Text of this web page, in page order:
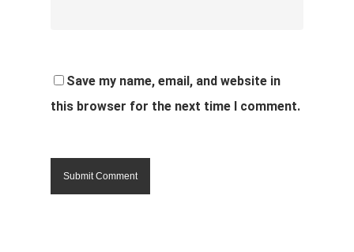
Save my name, email, and website in
this browser for the next time I comment.